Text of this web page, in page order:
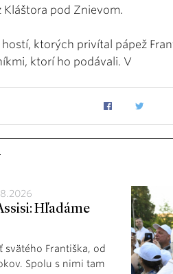
Kláštora pod Znievom.
ktorých privítal pápež
ktorí ho podávali. V
Hľadáme
Františka, od
Spolu s nimi tam